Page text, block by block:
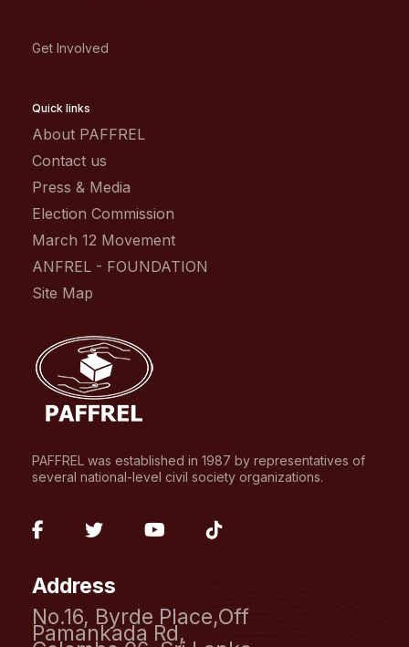
Get Involved
Quick links
About PAFFREL
Contact us
Press & Media
Election Commission
March 12 Movement
ANFREL - FOUNDATION
Site Map
PAFFREL was established in 1987 by representatives of
several national-level civil society organizations.
facebook-
f
fab
twitter
fab
Address
No.16, Byrde Place,Off
Pamankada Rd,